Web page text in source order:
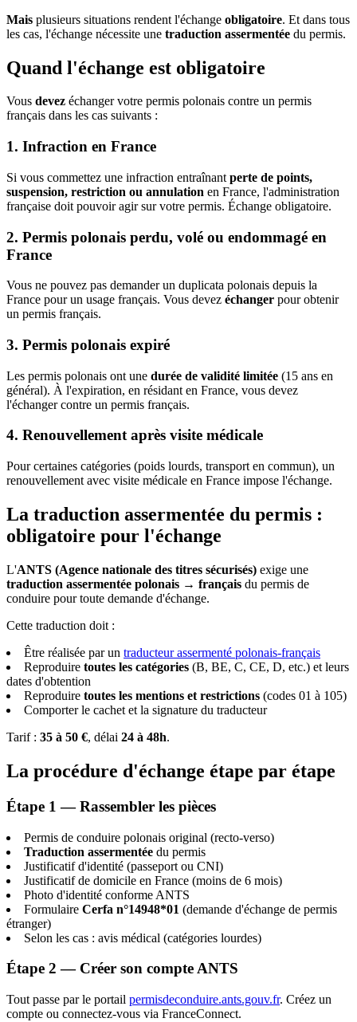
Mais plusieurs situations rendent l'échange obligatoire. Et dans tous
les cas, l'échange nécessite une traduction assermentée du permis.
Quand l'échange est obligatoire
Vous devez échanger votre permis polonais contre un permis
français dans les cas suivants :
1. Infraction en France
Si vous commettez une infraction entraînant perte de points,
suspension, restriction ou annulation en France, l'administration
française doit pouvoir agir sur votre permis. Échange obligatoire.
2. Permis polonais perdu, volé ou endommagé en
France
Vous ne pouvez pas demander un duplicata polonais depuis la
France pour un usage français. Vous devez échanger pour obtenir
un permis français.
3. Permis polonais expiré
Les permis polonais ont une durée de validité limitée (15 ans en
général). À l'expiration, en résidant en France, vous devez
l'échanger contre un permis français.
4. Renouvellement après visite médicale
Pour certaines catégories (poids lourds, transport en commun), un
renouvellement avec visite médicale en France impose l'échange.
La traduction assermentée du permis :
obligatoire pour l'échange
L'ANTS (Agence nationale des titres sécurisés) exige une
traduction assermentée polonais → français du permis de
conduire pour toute demande d'échange.
Cette traduction doit :
Être réalisée par un traducteur assermenté polonais-français
Reproduire toutes les catégories (B, BE, C, CE, D, etc.) et leurs
dates d'obtention
Reproduire toutes les mentions et restrictions (codes 01 à 105)
Comporter le cachet et la signature du traducteur
Tarif : 35 à 50 €, délai 24 à 48h.
La procédure d'échange étape par étape
Étape 1 — Rassembler les pièces
Permis de conduire polonais original (recto-verso)
Traduction assermentée du permis
Justificatif d'identité (passeport ou CNI)
Justificatif de domicile en France (moins de 6 mois)
Photo d'identité conforme ANTS
Formulaire Cerfa n°14948*01 (demande d'échange de permis
étranger)
Selon les cas : avis médical (catégories lourdes)
Étape 2 — Créer son compte ANTS
Tout passe par le portail permisdeconduire.ants.gouv.fr. Créez un
compte ou connectez-vous via FranceConnect.